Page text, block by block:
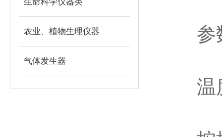
农业、植物生理仪器
气体发生器
参
温